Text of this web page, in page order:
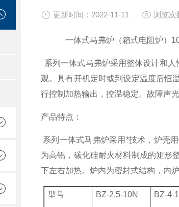
更新时间：2022-11-11 浏览次
一体式马弗炉（箱式电阻炉）
系列一体式马弗炉采用整体设计和
观。具有开机定时或到设定温度后恒
行控制加热输出，控温稳定。故障声
产品特点：
系列一体式马弗炉采用*技术，炉壳
为高铝，碳化硅耐火材料制成的矩形
下左右加热。炉内为密封式结构，内
型号 BZ-2.5-10N BZ-4-